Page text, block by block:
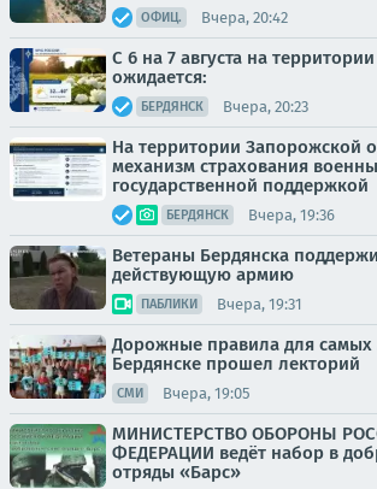
ОФИЦ. Вчера, 20:42
С 6 на 7 августа на
ожидается:
БЕРДЯНСК Вчера, 20:23
На территории Запорожской
механизм страхования
государственной поддержкой
БЕРДЯНСК Вчера, 19:36
Ветераны Бердянска
действующую армию
ПАБЛИКИ Вчера, 19:31
Дорожные правила для самых
Бердянске прошел лекторий
СМИ Вчера, 19:05
МИНИСТЕРСТВО ОБОРОНЫ
ФЕДЕРАЦИИ ведёт набор в
отряды «Барс»